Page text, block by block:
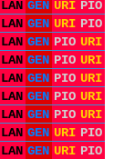
LAN GEN URI PIO
LAN GEN URI PIO
LAN GEN PIO URI
LAN GEN PIO URI
LAN GEN PIO URI
LAN GEN PIO URI
LAN GEN PIO URI
LAN GEN URI PIO
LAN GEN URI PIO